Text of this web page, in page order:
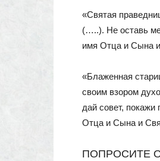
«Святая
(…..). Не оставь
имя Отца и Сына
«Блаженная
своим взором
дай совет,
Отца и Сына и
ПОПРОСИТЕ